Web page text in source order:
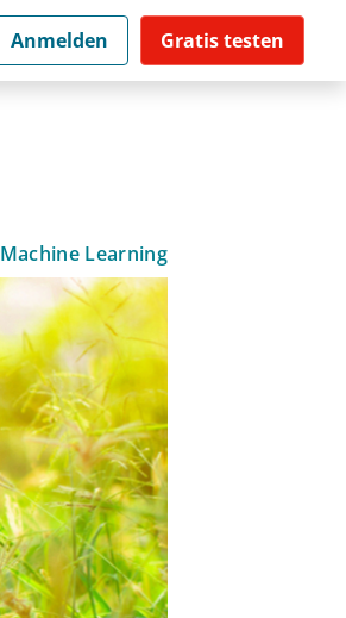
Anmelden Gratis testen
Machine Learning